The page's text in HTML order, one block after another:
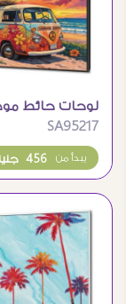
لوحات حائط
ملون على
SA95217
456 جنيه يبدأ من